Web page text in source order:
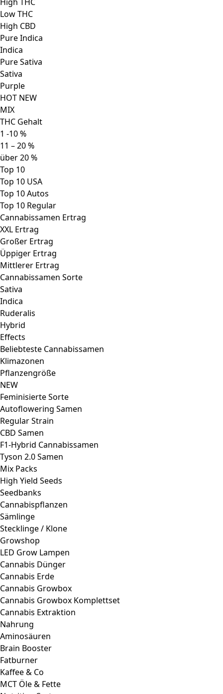
Cannabissamen Ertrag
XXL Ertrag
Großer Ertrag
Üppiger Ertrag
Mittlerer Ertrag
Cannabissamen Sorte
Sativa
Indica
Ruderalis
Hybrid
Effects
Beliebteste Cannabissamen
Klimazonen
Pflanzengröße
NEW
Feminisierte Sorte
Autoflowering Samen
Regular Strain
CBD Samen
F1-Hybrid Cannabissamen
Tyson 2.0 Samen
Mix Packs
High Yield Seeds
Seedbanks
Cannabispflanzen
Sämlinge
Stecklinge / Klone
Growshop
LED Grow Lampen
Cannabis Dünger
Cannabis Erde
Cannabis Growbox
Cannabis Growbox Komplettset
Cannabis Extraktion
Nahrung
Aminosäuren
Brain Booster
Fatburner
Kaffee & Co
MCT Öle & Fette
Nutrition System
Proteinpulver
Superfood
Supplements
Vitalpilze
Vitamine / Mineralstoffe
Smart Drugs
Microdosing
Nootropika
Biohacker
High-Performer
Diagnostik
Gesundheit & Lifestyle
Konzentration & Achtsamkeit
Licht
Luft & Atmen
Schlaf
Wasser